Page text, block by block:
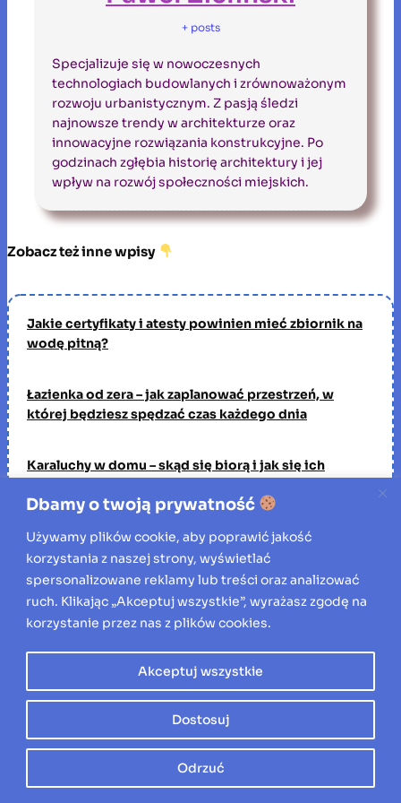
Dbamy o twoją prywatność
Używamy plików cookie, aby poprawić jakość
korzystania z naszej strony, wyświetlać
spersonalizowane reklamy lub treści oraz analizować
ruch. Klikając „Akceptuj wszystkie”, wyrażasz zgodę na
korzystanie przez nas z plików cookies.
Dostosuj
Odrzuć
Akceptuj wszystkie
+ posts
Specjalizuje się w nowoczesnych
technologiach budowlanych i zrównoważonym
rozwoju urbanistycznym. Z pasją śledzi
najnowsze trendy w architekturze oraz
innowacyjne rozwiązania konstrukcyjne. Po
godzinach zgłębia historię architektury i jej
wpływ na rozwój społeczności miejskich.
Zobacz też inne wpisy
Jakie certyfikaty i atesty powinien mieć zbiornik na
wodę pitną?
Łazienka od zera – jak zaplanować przestrzeń, w
której będziesz spędzać czas każdego dnia
Karaluchy w domu – skąd się biorą i jak się ich
Ile kosztuje zwalczenie szkodników drewna przez
profesjonalną firmę?
Znajdź artykuł
Szukaj
Poprzedni post:
odwiertów na
Następny post:
Wylewka szybkoschnąca a